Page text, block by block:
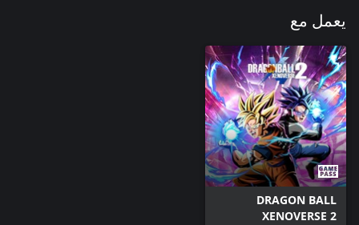
يعمل مع
DRAGON BALL
XENOVERSE 2